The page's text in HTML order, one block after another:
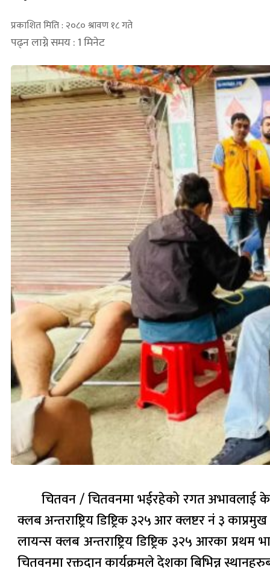
प्रकाशित मिति : २०८० श्रावण १८ गते
पढ्न लाग्ने समय : 1 मिनेट
चितवन / चितवनमा भईरहेको रगत अभावलाई
क्लब अन्तराष्ट्रिय डिष्ट्रिक ३२५ आर क्लष्टर नं ३
लायन्स क्लब अन्तराष्ट्रिय डिष्ट्रिक ३२५ आरका
चितवनमा रक्तदान कार्यक्रमले देशका बिभिन्न